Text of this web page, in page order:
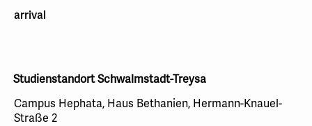
arrival
Studienstandort Schwalmstadt-Treysa
Campus Hephata, Haus Bethanien, Hermann-Knauel-
Straße 2